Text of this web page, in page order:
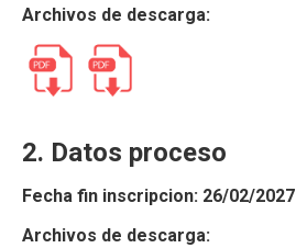
Archivos de descarga:
2. Datos proceso
Fecha fin inscripcion: 26/02/2027
Archivos de descarga: